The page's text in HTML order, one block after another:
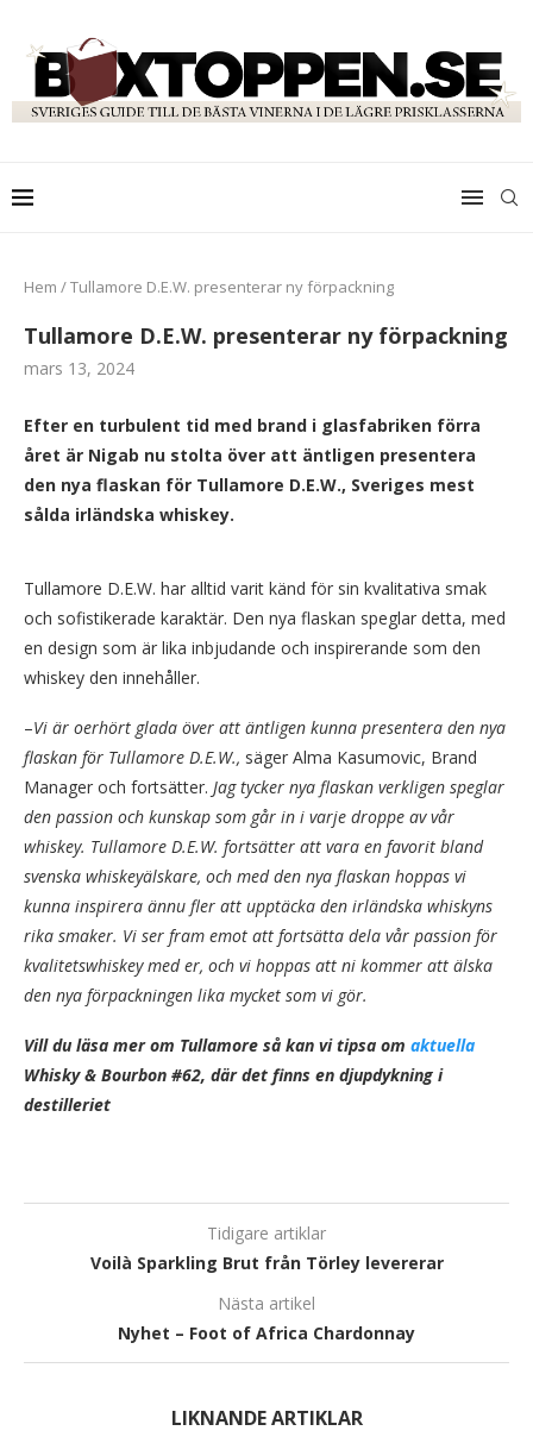
Hem /Tullamore D.E.W. presenterar ny förpackning
Tullamore D.E.W. presenterar ny förpackning
mars 13, 2024
Efter en turbulent tid med brand i glasfabriken förra
året är Nigab nu stolta över att äntligen presentera
den nya flaskan för Tullamore D.E.W., Sveriges mest
sålda irländska whiskey.
Tullamore D.E.W. har alltid varit känd för sin kvalitativa smak
och sofistikerade karaktär. Den nya flaskan speglar detta, med
en design som är lika inbjudande och inspirerande som den
whiskey den innehåller.
–Vi är oerhört glada över att äntligen kunna presentera den nya
flaskan för Tullamore D.E.W., säger Alma Kasumovic, Brand
Manager och fortsätter. Jag tycker nya flaskan verkligen speglar
den passion och kunskap som går in i varje droppe av vår
whiskey. Tullamore D.E.W. fortsätter att vara en favorit bland
svenska whiskeyälskare, och med den nya flaskan hoppas vi
kunna inspirera ännu fler att upptäcka den irländska whiskyns
rika smaker. Vi ser fram emot att fortsätta dela vår passion för
kvalitetswhiskey med er, och vi hoppas att ni kommer att älska
den nya förpackningen lika mycket som vi gör.
Vill du läsa mer om Tullamore så kan vi tipsa om aktuella
Whisky & Bourbon #62, där det finns en djupdykning i
destilleriet
Tidigare artiklar
Voilà Sparkling Brut från Törley levererar
Nästa artikel
Nyhet – Foot of Africa Chardonnay
LIKNANDE ARTIKLAR